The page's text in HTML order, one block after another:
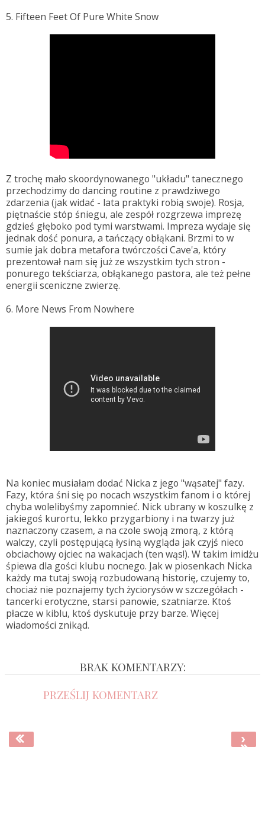
5. Fifteen Feet Of Pure White Snow
Z trochę mało skoordynowanego "układu" tanecznego
przechodzimy do dancing routine z prawdziwego
zdarzenia (jak widać - lata praktyki robią swoje). Rosja,
piętnaście stóp śniegu, ale zespół rozgrzewa imprezę
gdzieś głęboko pod tymi warstwami. Impreza wydaje się
jednak dość ponura, a tańczący obłąkani. Brzmi to w
sumie jak dobra metafora twórczości Cave'a, który
prezentował nam się już ze wszystkim tych stron -
ponurego tekściarza, obłąkanego pastora, ale też pełne
energii sceniczne zwierzę.
6. More News From Nowhere
Na koniec musiałam dodać Nicka z jego "wąsatej" fazy.
Fazy, która śni się po nocach wszystkim fanom i o której
chyba wolelibyśmy zapomnieć. Nick ubrany w koszulkę z
jakiegoś kurortu, lekko przygarbiony i na twarzy już
naznaczony czasem, a na czole swoją zmorą, z którą
walczy, czyli postępującą łysiną wygląda jak czyjś nieco
obciachowy ojciec na wakacjach (ten wąs!). W takim imidżu
śpiewa dla gości klubu nocnego. Jak w piosenkach Nicka
każdy ma tutaj swoją rozbudowaną historię, czujemy to,
chociaż nie poznajemy tych życiorysów w szczegółach -
tancerki erotyczne, starsi panowie, szatniarze. Ktoś
płacze w kiblu, ktoś dyskutuje przy barze. Więcej
wiadomości znikąd.
BRAK KOMENTARZY:
PRZEŚLIJ KOMENTARZ
‹
›